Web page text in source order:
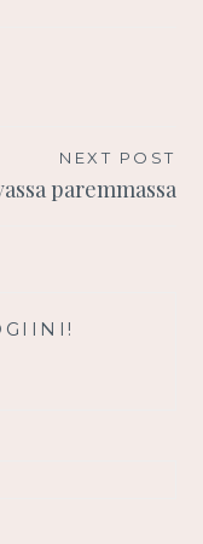
NEXT POST
paremmassa